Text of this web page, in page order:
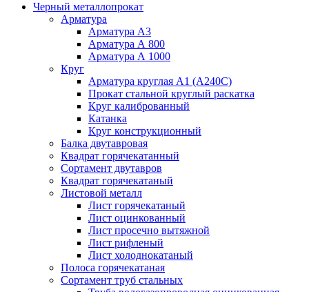
Черный металлопрокат
Арматура
Арматура А3
Арматура А 800
Арматура А 1000
Круг
Арматура круглая А1 (А240C)
Прокат стальной круглый раскатка
Круг калиброванный
Катанка
Круг конструкционный
Балка двутавровая
Квадрат горячекатанный
Сортамент двутавров
Квадрат горячекатаный
Листовой металл
Лист горячекатаный
Лист оцинкованный
Лист просечно вытяжной
Лист рифленый
Лист холоднокатаный
Полоса горячекатаная
Сортамент труб стальных